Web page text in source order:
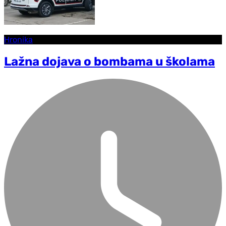
Hronika
Lažna dojava o bombama u školama